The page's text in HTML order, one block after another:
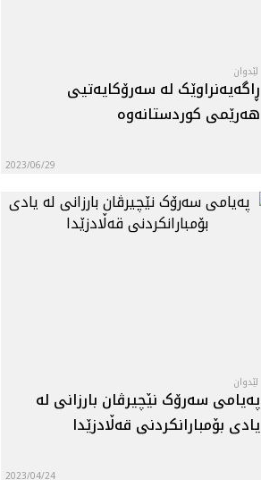
لێدوان
ڕاگه‌یه‌نراوێک له‌ سه‌رۆکایه‌تیی
هه‌رێمی کوردستانه‌وه
2023/06/29
لێدوان
په‌یامی سه‌رۆک نێچیرڤان بارزانی له‌
یادی بۆمبارانکردنی قه‌ڵادزێدا
2023/04/24